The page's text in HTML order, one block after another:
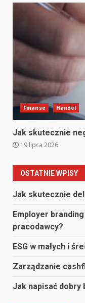
Finanse Handel
Jak skutecznie
19 lipca 2026
OSTATNIE WPISY
Jak skutecznie
Employer
pracodawcy?
ESG w małych i
Zarządzanie
Jak napisać dobry